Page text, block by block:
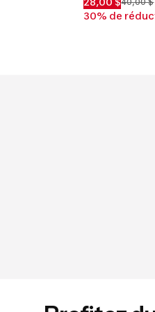
30% de